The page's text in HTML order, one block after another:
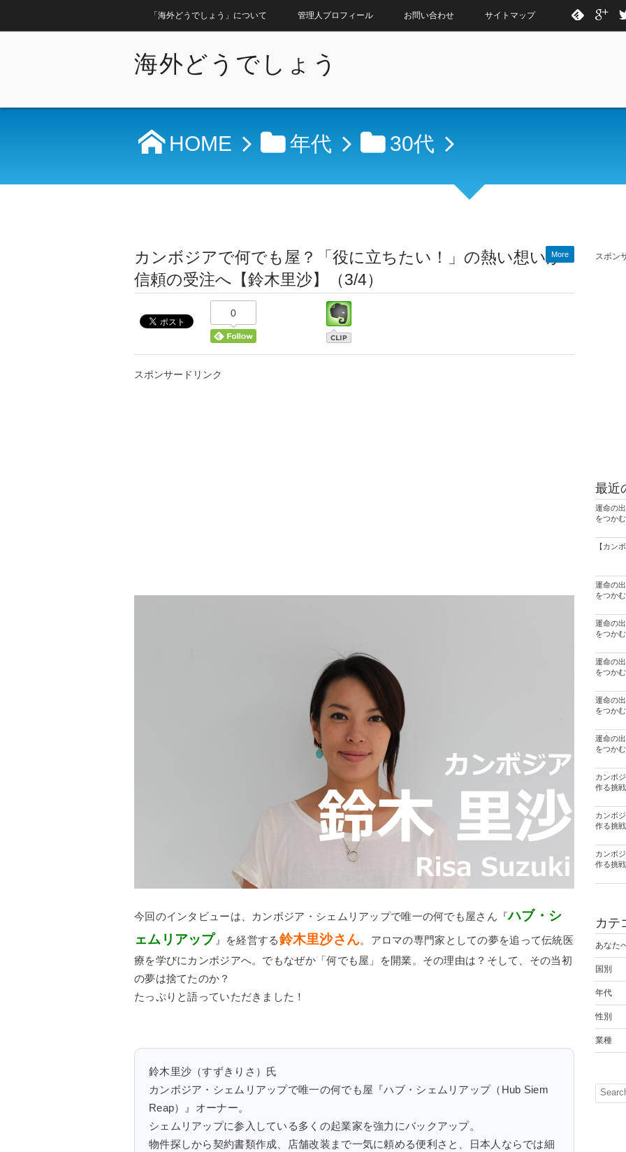
「海外どうでしょう」について 管理人プロフィール お問い合わせ サイトマップ
海外どうでしょう
HOME 年代 30代
カンボジアで何でも屋？「役に立ちたい！」の熱い想いが
信頼の受注へ【鈴木里沙】（3/4）
0
スポンサードリンク
今回のインタビューは、カンボジア・シェムリアップで唯一の何でも屋さん『ハブ・シ
ェムリアップ 』を経営する鈴木里沙さん。アロマの専門家としての夢を追って伝統医
療を学びにカンボジアへ。でもなぜか「何でも屋」を開業。その理由は？そして、その当初
の夢は捨てたのか？
たっぷりと語っていただきました！
鈴木里沙（すずきりさ）氏
カンボジア・シェムリアップで唯一の何でも屋『ハブ・シェムリアップ（Hub Siem
Reap）』オーナー。
シェムリアップに参入している多くの起業家を強力にバックアップ。
物件探しから契約書類作成、店舗改装まで一気に頼める便利さと、日本人ならでは細
More スポン
最近
運命の
をつか
【カン
運命の
をつか
運命の
をつか
運命の
をつか
運命の
をつか
運命の
をつか
カンボ
作る挑
カンボ
作る挑
カンボ
作る挑
カテ
あなた
国別
年代
性別
業種